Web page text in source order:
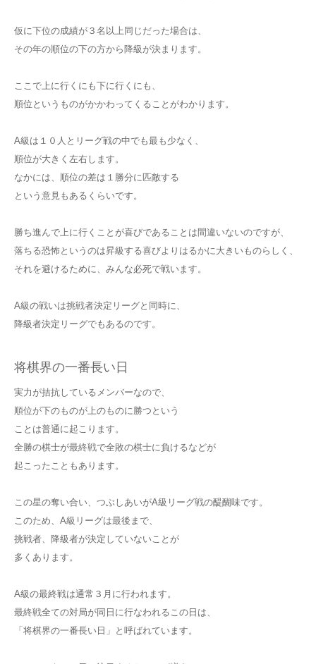
仮に下位の成績が３名以上同じだった場合は、
その年の順位の下の方から降級が決まります。
ここで上に行くにも下に行くにも、
順位というものがかかわってくることがわかります。
A級は１０人とリーグ戦の中でも最も少なく、
順位が大きく左右します。
なかには、順位の差は１勝分に匹敵する
という意見もあるくらいです。
勝ち進んで上に行くことが喜びであることは間違いないのですが、
落ちる恐怖というのは昇級する喜びよりはるかに大きいものらしく、
それを避けるために、みんな必死で戦います。
A級の戦いは挑戦者決定リーグと同時に、
降級者決定リーグでもあるのです。
将棋界の一番長い日
実力が拮抗しているメンバーなので、
順位が下のものが上のものに勝つという
ことは普通に起こります。
全勝の棋士が最終戦で全敗の棋士に負けるなどが
起こったこともあります。
この星の奪い合い、つぶしあいがA級リーグ戦の醍醐味です。
このため、A級リーグは最後まで、
挑戦者、降級者が決定していないことが
多くあります。
A級の最終戦は通常３月に行われます。
最終戦全ての対局が同日に行なわれるこの日は、
「将棋界の一番長い日」と呼ばれています。